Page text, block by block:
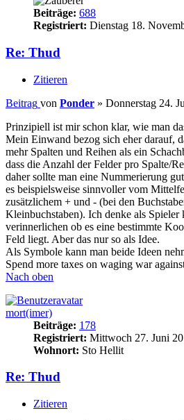
Beiträge: 688
Registriert: Dienstag 18.
Re: Thud
Zitieren
Beitrag von Ponder » Donnerstag 24.
Prinzipiell ist mir schon klar, wie man
Mein Einwand bezog sich eher darauf,
mehr Spalten und Reihen als ein
dass die Anzahl der Felder pro Spalte/
daher sollte man eine Nummerierung
es beispielsweise sinnvoller vom
zusätzlichem + und - (bei den
Kleinbuchstaben). Ich denke als Spieler
verinnerlichen ob es eine bestimmte
Feld liegt. Aber das nur so als Idee.
Als Symbole kann man beide Ideen
Spend more taxes on waging war
Nach oben
mort(imer)
Beiträge: 178
Registriert: Mittwoch 27. Juni
Wohnort: Sto Hellit
Re: Thud
Zitieren